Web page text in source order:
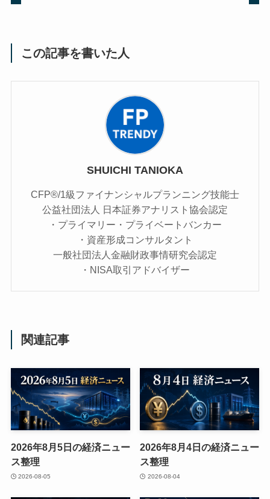
この記事を書いた人
SHUICHI TANIOKA
CFP®/1級ファイナンシャルプランニング技能士
公益社団法人 日本証券アナリスト協会認定
・プライマリー・プライベートバンカー
・資産形成コンサルタント
一般社団法人金融財政事情研究会認定
・NISA取引アドバイザー
関連記事
2026年8月5日の経済ニュー
ス整理
2026-08-05
2026年8月4日の経済ニュー
ス整理
2026-08-04